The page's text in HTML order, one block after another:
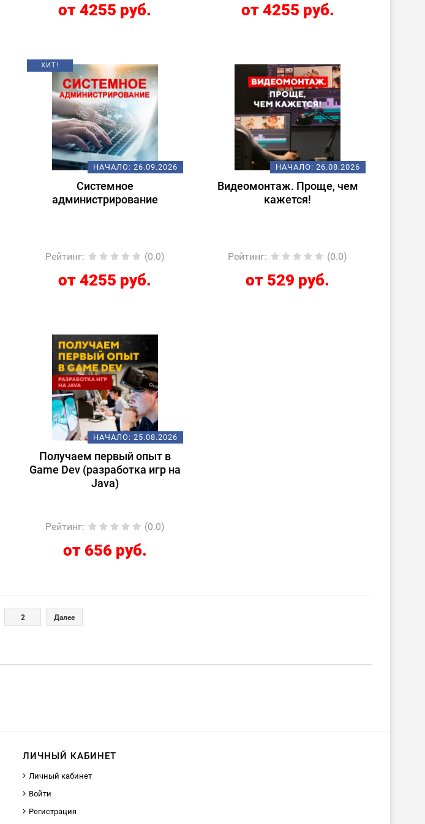
от 4255 руб. от 4255 руб.
ХИТ!
НАЧАЛО: 26.09.2026
Системное
администрирование
Рейтинг: (0.0)
от 4255 руб.
НАЧАЛО: 26.08.2026
Видеомонтаж. Проще, чем
кажется!
Рейтинг: (0.0)
от 529 руб.
НАЧАЛО: 25.08.2026
Получаем первый опыт в
Game Dev (разработка игр на
Java)
Рейтинг: (0.0)
от 656 руб.
2 Далее
ЛИЧНЫЙ КАБИНЕТ
Личный кабинет
Войти
Регистрация